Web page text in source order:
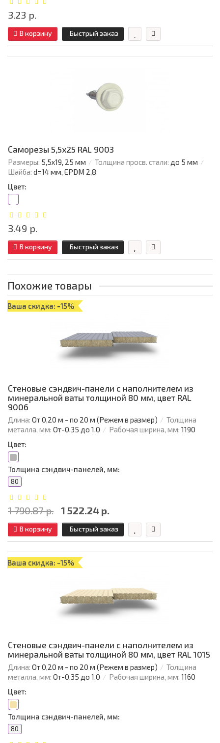
3.23 р.
В корзину Быстрый заказ
Саморезы 5,5х25 RAL 9003
Размеры: 5,5х19, 25 мм Толщина просв. стали: до 5 мм
Шайба: d=14 мм, EPDM 2,8
Цвет:
3.49 р.
В корзину Быстрый заказ
Похожие товары
Ваша скидка: -15%
Стеновые сэндвич-панели с наполнителем из
минеральной ваты толщиной 80 мм, цвет RAL
9006
Длина: От 0,20 м - по 20 м (Режем в размер)
Толщина
металла, мм: От-0.35 до 1.0 Рабочая ширина, мм: 1190
Цвет:
Толщина сэндвич-панелей, мм:
80
1 790.87 р. 1 522.24 р.
В корзину Быстрый заказ
Ваша скидка: -15%
Стеновые сэндвич-панели с наполнителем из
минеральной ваты толщиной 80 мм, цвет RAL 1015
Длина: От 0,20 м - по 20 м (Режем в размер)
Толщина
металла, мм: От-0.35 до 1.0 Рабочая ширина, мм: 1160
Цвет:
Толщина сэндвич-панелей, мм:
80